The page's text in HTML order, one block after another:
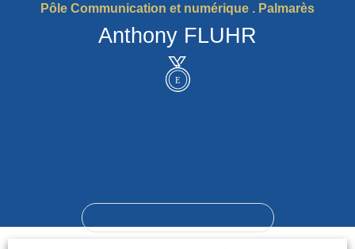
Pôle Communication et numérique . Palmarès
Anthony FLUHR
Découvrez un métier
S’informer
Vidéos